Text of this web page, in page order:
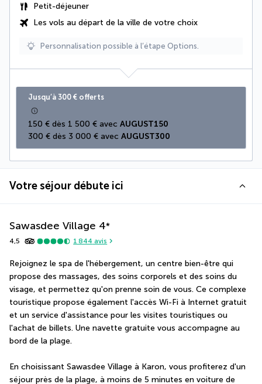
Petit-déjeuner
Les vols au départ de la ville de votre choix
Personnalisation possible à l’étape Options.
Jusqu’à 300 € offerts
150 € dès 1 500 € avec AUGUST150
300 € dès 3 000 € avec AUGUST300
Votre séjour débute ici
Sawasdee Village 4*
4,5 1 844 avis
Rejoignez le spa de l'hébergement, un centre bien-être qui
propose des massages, des soins corporels et des soins du
visage, et permettez qu'on prenne soin de vous. Ce complexe
touristique propose également l'accès Wi-Fi à Internet gratuit
et un service d'assistance pour les visites touristiques ou
l'achat de billets. Une navette gratuite vous accompagne au
bord de la plage.
En choisissant Sawasdee Village à Karon, vous profiterez d'un
séjour près de la plage, à moins de 5 minutes en voiture de